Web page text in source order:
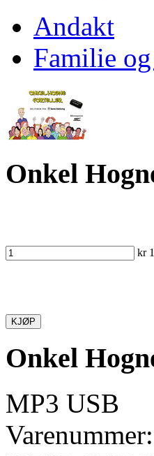
Andakt
Familie
Onkel
kr
KJØP
Onkel
MP3 USB